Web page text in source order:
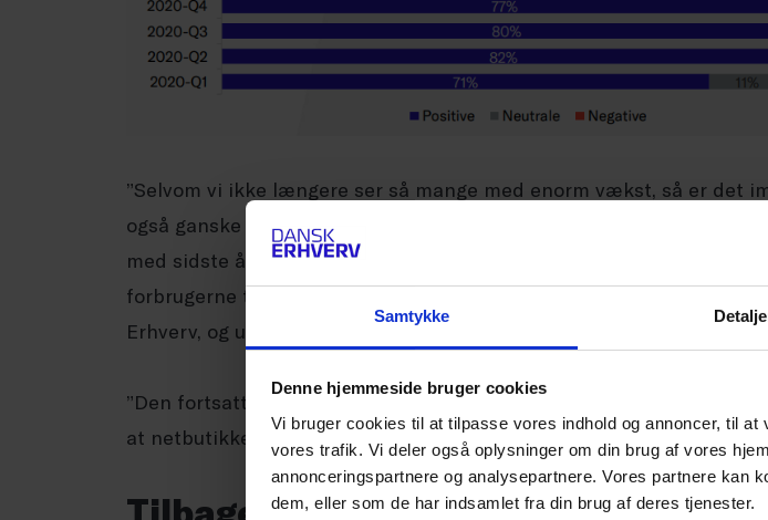
Samtykke
Denne hjemmeside bruger cookies
Vi bruger cookies til at tilpasse vores indhold og annoncer, til
vores trafik. Vi deler også oplysninger om din brug af vores
annonceringspartnere og analysepartnere. Vores partnere kan
dem, eller som de har indsamlet fra din brug af deres tjenester.
”Selvom vi ikke længere ser så mange med enorm vækst, så er det
også ganske opsigtvækkende, at så mange butikker formår at vokse
med sidste år, hvor samfundet var underlagt flere corona-
forbrugerne til at kigge mod nettet,” siger Niels Ralund, e-
Erhverv, og uddyber:
”Den fortsatte fremgang skyldes, at flere kunder er blevet vant til at
at netbutikkerne leverer på et højt niveau og har lagt yderligere på
Tilbagegang er ikke nødvendigvis